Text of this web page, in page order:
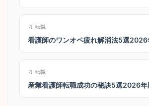
📁 転職
看護師のワンオペ疲れ解消法5選2026
📁 転職
産業看護師転職成功の秘訣5選2026年